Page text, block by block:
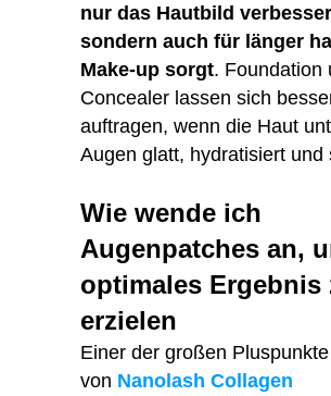
nur das Hautbild
sondern auch für länger
Make-up sorgt. Foundation
Concealer lassen sich
auftragen, wenn die Haut
Augen glatt, hydratisiert und
Wie wende ich
Augenpatches an,
optimales Ergebnis
erzielen
Einer der großen Pluspunkte
von Nanolash Collagen